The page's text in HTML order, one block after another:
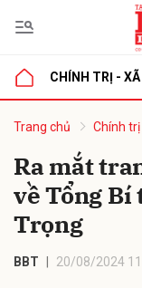
CHÍNH TRỊ - XÃ
Trang chủ Chính trị
Ra mắt
về Tổng Bí
Trọng
BBT 20/08/2024
luận